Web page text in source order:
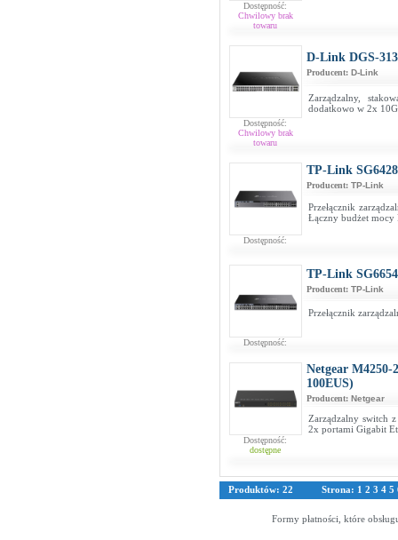
Dostępność:
Chwilowy brak
towaru
Dostępność:
Chwilowy brak
towaru
D-Link DGS-
Producent: D-Link
Zarządzalny,
dodatkowo w 2x
Dostępność:
TP-Link
Producent: TP-Link
Przełącznik
Łączny budżet mocy
Dostępność:
TP-Link
Producent: TP-Link
Przełącznik
Dostępność:
dostępne
Netgear M4250-
100EUS)
Producent: Netgear
Zarządzalny switch
2x portami Gigabit
Produktów: 22 Strona: 1 2 3 4 5
Formy płatności, które